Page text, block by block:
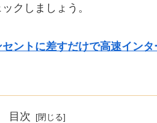
クしましょう。
ントに差すだけで高速インタ
目次